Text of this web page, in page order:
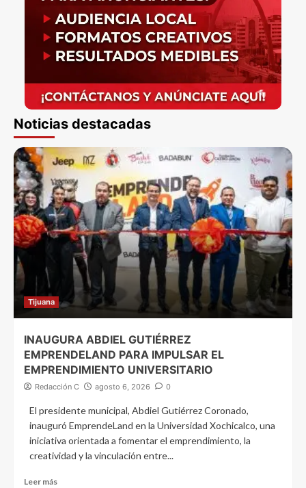
Noticias destacadas
Tijuana
INAUGURA ABDIEL GUTIÉRREZ
EMPRENDELAND PARA IMPULSAR EL
EMPRENDIMIENTO UNIVERSITARIO
Redacción C agosto 6, 2026 0
El presidente municipal, Abdiel Gutiérrez Coronado,
inauguró EmprendeLand en la Universidad Xochicalco, una
iniciativa orientada a fomentar el emprendimiento, la
creatividad y la vinculación entre...
Leer más